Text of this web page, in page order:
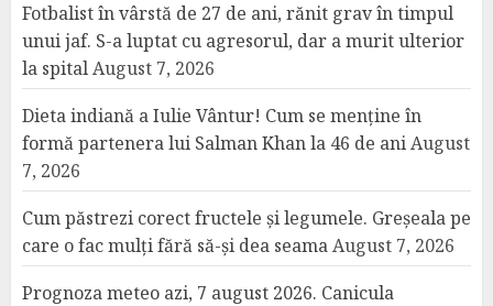
Fotbalist în vârstă de 27 de ani, rănit grav în timpul
unui jaf. S-a luptat cu agresorul, dar a murit ulterior
la spitalAugust 7, 2026
Dieta indiană a Iulie Vântur! Cum se menține în
formă partenera lui Salman Khan la 46 de aniAugust
7, 2026
Cum păstrezi corect fructele și legumele. Greșeala pe
care o fac mulți fără să-și dea seamaAugust 7, 2026
Prognoza meteo azi, 7 august 2026. Canicula